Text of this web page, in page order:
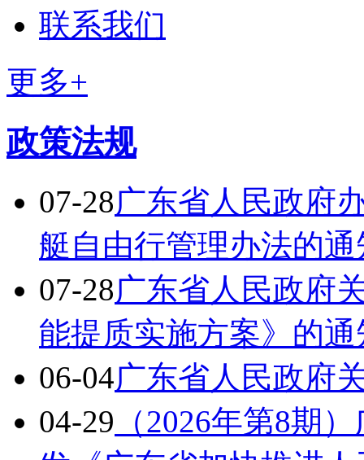
联系我们
更多+
政策法规
07-28广东省人民政府
艇自由行管理办法的通
07-28广东省人民政府
能提质实施方案》的通
06-04广东省人民政府
04-29 （2026年第8期